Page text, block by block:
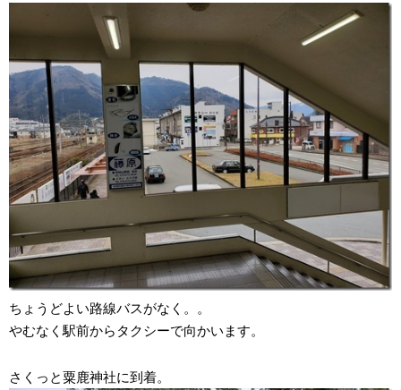
ちょうどよい路線バスがなく。。
やむなく駅前からタクシーで向かいます。
さくっと粟鹿神社に到着。